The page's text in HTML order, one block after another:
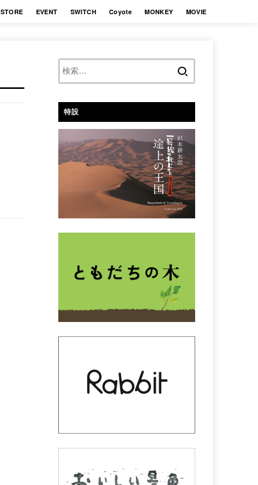
STORE EVENT SWITCH Coyote MONKEY MOVIE
特設